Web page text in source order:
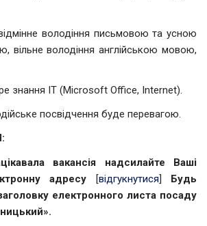
володіння письмовою та усною
вільне володіння англійською мовою,
знання ІТ (Microsoft Office, Internet).
посвідчення буде перевагою.
:
вакансія надсилайте Ваші
адресу [відгукнутися] Будь
електронного листа посаду